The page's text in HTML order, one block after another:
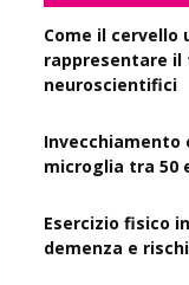
Come il cervello
rappresentare il
neuroscientifici
Invecchiamento
microglia tra 50
Esercizio fisico
demenza e